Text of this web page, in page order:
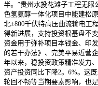
半。”贵州水投花滩子工程无
色氢氨醇一体化项目中能建松
北±800千伏特高压曲流输电
得新进展，支持投资根基盘不
资金用于弥补项目本钱金、印
的若干办法》、完美平易近营
年以来，稳投资政策精准发力
资产投资同比下降2。6%。这
轮回不畅等当期要素影响，也